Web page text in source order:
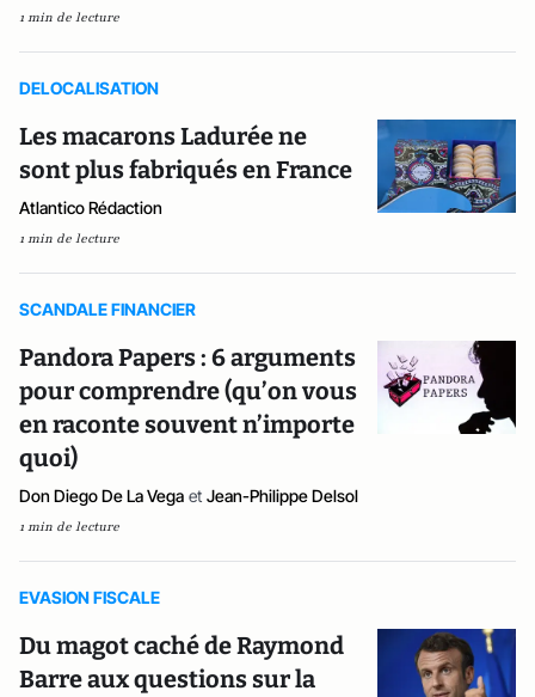
1 min de lecture
DELOCALISATION
Les macarons Ladurée ne
sont plus fabriqués en France
Atlantico Rédaction
1 min de lecture
SCANDALE FINANCIER
Pandora Papers : 6 arguments
pour comprendre (qu’on vous
en raconte souvent n’importe
quoi)
Don Diego De La Vega et Jean-Philippe Delsol
1 min de lecture
EVASION FISCALE
Du magot caché de Raymond
Barre aux questions sur la